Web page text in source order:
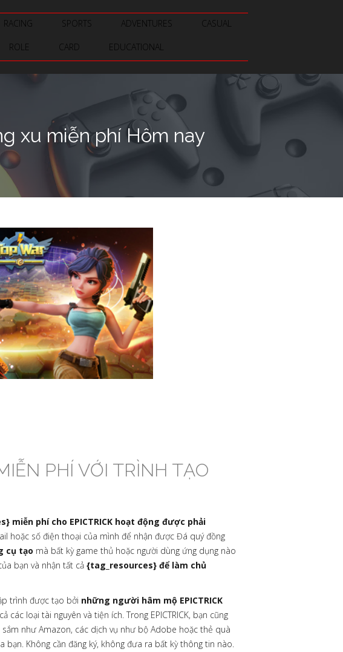
RACING SPORTS ADVENTURES CASUAL
ROLE CARD EDUCATIONAL
xu miễn phí Hôm nay
PHÍ VỚI TRÌNH TẠO
phí cho EPICTRICK hoạt động được phải
hoặc số điện thoại của mình để nhận được Đá quý đồng
cụ tạo mà bất kỳ game thủ hoặc người dùng ứng dụng nào
bạn và nhận tất cả {tag_resources} để làm chủ
trình được tạo bởi những người hâm mộ EPICTRICK
loại tài nguyên và tiện ích. Trong EPICTRICK, bạn cũng
như Amazon, các dịch vụ như bộ Adobe hoặc thẻ quà
Không cần đăng ký, không đưa ra bất kỳ thông tin nào.